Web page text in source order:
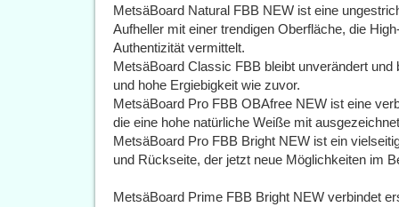
MetsäBoard Natural FBB NEW ist eine
Aufheller mit einer trendigen Oberfläche, die
Authentizität vermittelt.
MetsäBoard Classic FBB bleibt unverändert
und hohe Ergiebigkeit wie zuvor.
MetsäBoard Pro FBB OBAfree NEW ist eine
die eine hohe natürliche Weiße mit
MetsäBoard Pro FBB Bright NEW ist ein
und Rückseite, der jetzt neue Möglichkeiten im
MetsäBoard Prime FBB Bright NEW verbindet